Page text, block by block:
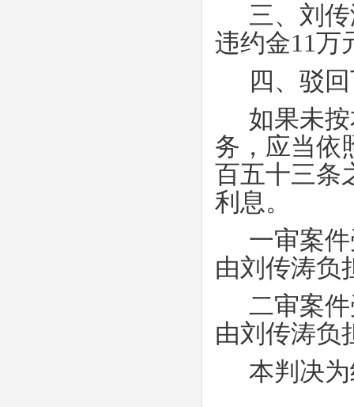
三、刘
违约金11万
四、驳
如果未
务，应当依
百五十三条
利息。
一审案
由刘传涛负
二审案
由刘传涛负
本判决